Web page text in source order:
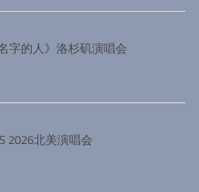
字的人》洛杉矶演唱会
2026北美演唱会